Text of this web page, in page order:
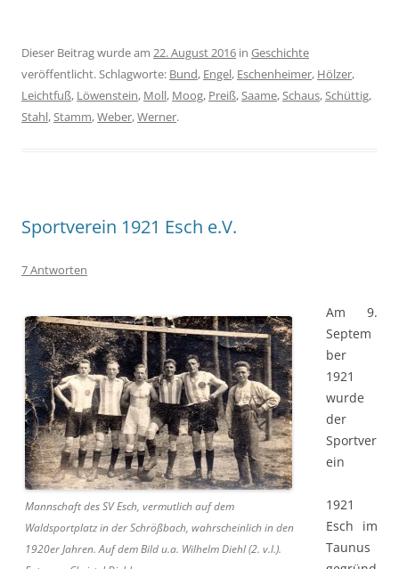
Dieser Beitrag wurde am 22. August 2016 in Geschichte
veröffentlicht. Schlagworte: Bund, Engel, Eschenheimer, Hölzer,
Leichtfuß, Löwenstein, Moll, Moog, Preiß,Saame,Schaus,Schüttig,
Stahl,Stamm,Weber,Werner.
Sportverein 1921 Esch e.V.
7 Antworten
Mannschaft des SV Esch, vermutlich auf dem
Waldsportplatz in der Schrößbach, wahrscheinlich in den
1920er Jahren. Auf dem Bild u.a. Wilhelm Diehl (2. v.l.).
Am 9.
Septem
ber
1921
wurde
der
Sportver
ein
1921
Esch im
Taunus